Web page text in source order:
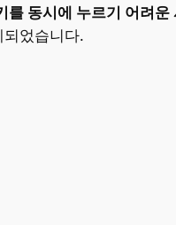
를 동시에 누르기 어려운
되었습니다.